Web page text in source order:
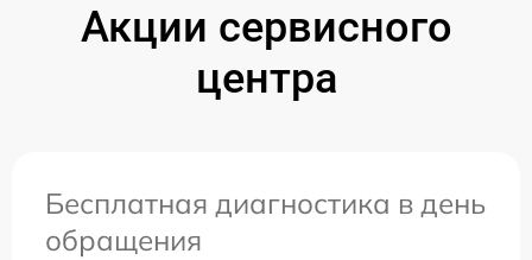
Акции сервисного
центра
Бесплатная диагностика в день
обращения